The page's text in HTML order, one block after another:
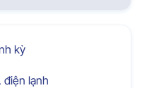
kỳ
điện lạnh